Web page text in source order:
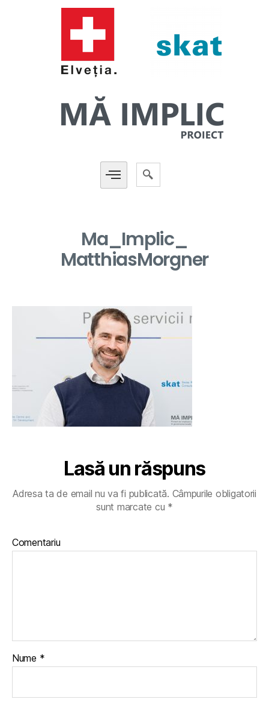
Ma_Implic_
MatthiasMorgner
Lasă un răspuns
Adresa ta de email nu va fi publicată. Câmpurile obligatorii
sunt marcate cu *
Comentariu
Nume *